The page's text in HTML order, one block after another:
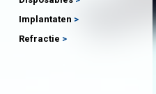
Implantaten
Refractie